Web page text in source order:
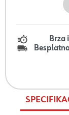
Brza